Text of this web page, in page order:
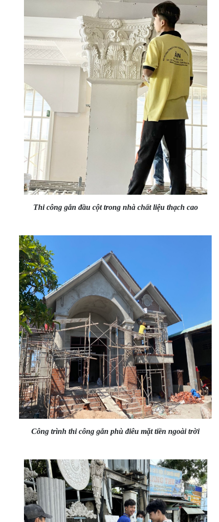
Thi công gắn đầu cột trong nhà chất liệu thạch cao
Công trình thi công gắn phù điêu mặt tiền ngoài trời